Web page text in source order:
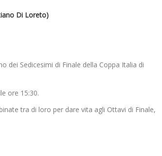
Di Loreto)
dei Sedicesimi di Finale della Coppa Italia di
ore 15:30.
tra di loro per dare vita agli Ottavi di Finale,